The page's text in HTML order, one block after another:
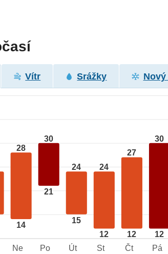
Vítr Srážky
28
14
30
21
24
15
24
12
27
12
30
12
Ne Po Út St Čt Pá